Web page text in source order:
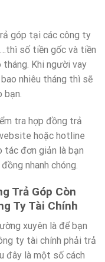
góp tại các công ty
số tiền gốc và tiền
Khi người vay
nhiêu tháng thì sẽ
bạn.
tra hợp đồng trả
hoặc hotline
tác đơn giản là bạn
nhanh chóng.
Trả Góp Còn
Ty Tài Chính
xuyên là để bạn
ty tài chính phải trả
đây là một số cách